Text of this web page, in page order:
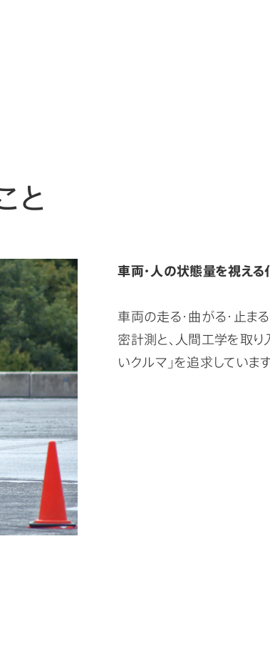
と
車両・人の状態量を視える
車両の走る・曲がる・止ま
密計測と、人間工学を取
いクルマ」を追求しています